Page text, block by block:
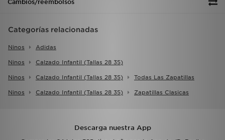
Cambios/reembolsos
Categorías relacionadas
Ninos Adidas
Ninos Calzado Infantil (tallas 28 35)
Ninos Calzado Infantil (tallas 28 35) Todas Las Zapatillas
Ninos Calzado Infantil (tallas 28 35) Zapatillas Clasicas
Descarga nuestra App